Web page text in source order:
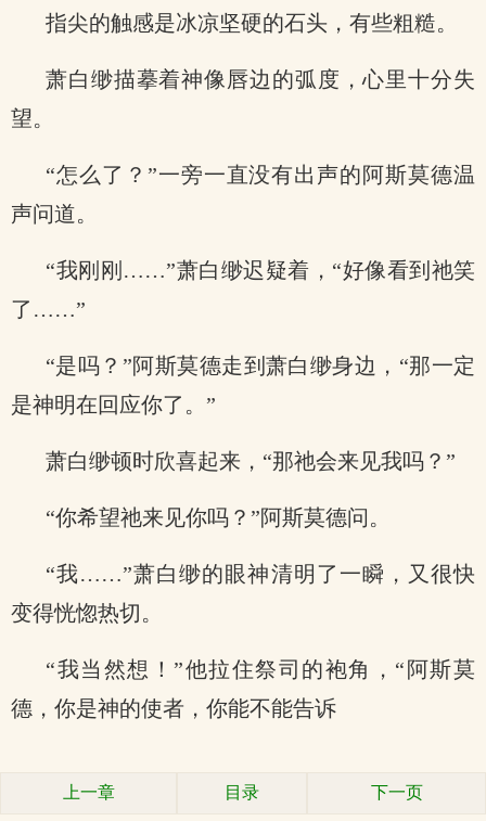
指尖的触感是冰凉坚硬的石头，有些粗糙。
萧白缈描摹着神像唇边的弧度，心里十分失
望。
“怎么了？”一旁一直没有出声的阿斯莫德温
声问道。
“我刚刚……”萧白缈迟疑着，“好像看到祂笑
了……”
“是吗？”阿斯莫德走到萧白缈身边，“那一定
是神明在回应你了。”
萧白缈顿时欣喜起来，“那祂会来见我吗？”
“你希望祂来见你吗？”阿斯莫德问。
“我……”萧白缈的眼神清明了一瞬，又很快
变得恍惚热切。
“我当然想！”他拉住祭司的袍角，“阿斯莫
德，你是神的使者，你能不能告诉
上一章 目录 下一页